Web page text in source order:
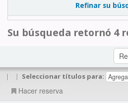
Refinar su
Su búsqueda retornó 4
| | Seleccionar títulos para:
Hacer reserva